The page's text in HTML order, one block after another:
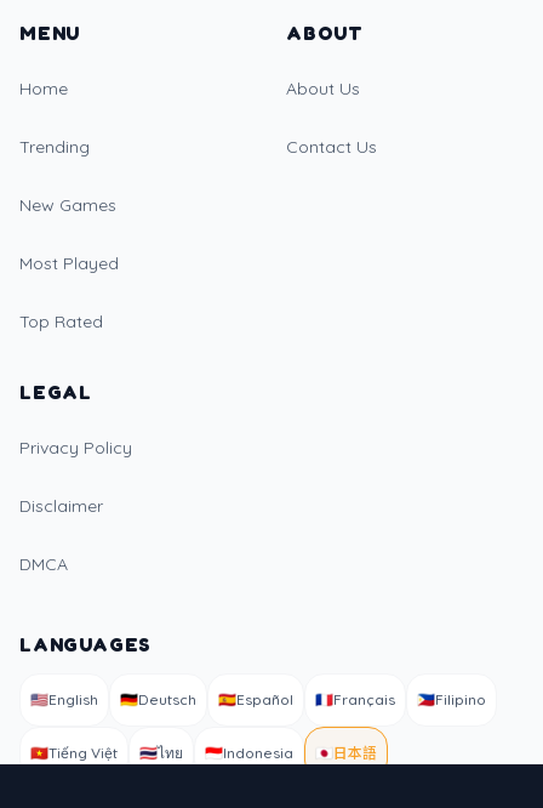
MENU
Home
Trending
New Games
Most Played
Top Rated
ABOUT
About Us
Contact Us
LEGAL
Privacy Policy
Disclaimer
DMCA
LANGUAGES
🇺🇸English 🇩🇪Deutsch 🇪🇸Español 🇫🇷Français 🇵🇭Filipino
🇻🇳Tiếng Việt 🇹🇭ไทย 🇮🇩Indonesia 🇯🇵 日本語